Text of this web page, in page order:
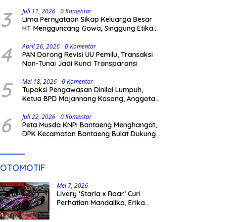
3 Juli 11, 2026 0 Komentar
Lima Pernyataan Sikap Keluarga Besar
HT Mengguncang Gowa, Singgung Etika
4 April 26, 2026 0 Komentar
PAN Dorong Revisi UU Pemilu, Transaksi
Non-Tunai Jadi Kunci Transparansi
5 Mei 18, 2026 0 Komentar
Tupoksi Pengawasan Dinilai Lumpuh,
Ketua BPD Majannang Kosong, Anggota
6 Juli 22, 2026 0 Komentar
Peta Musda KNPI Bantaeng Menghangat,
DPK Kecamatan Bantaeng Bulat Dukung
OTOMOTIF
Mei 7, 2026
Livery ‘Starla x Roar’ Curi
Perhatian Mandalika, Erika